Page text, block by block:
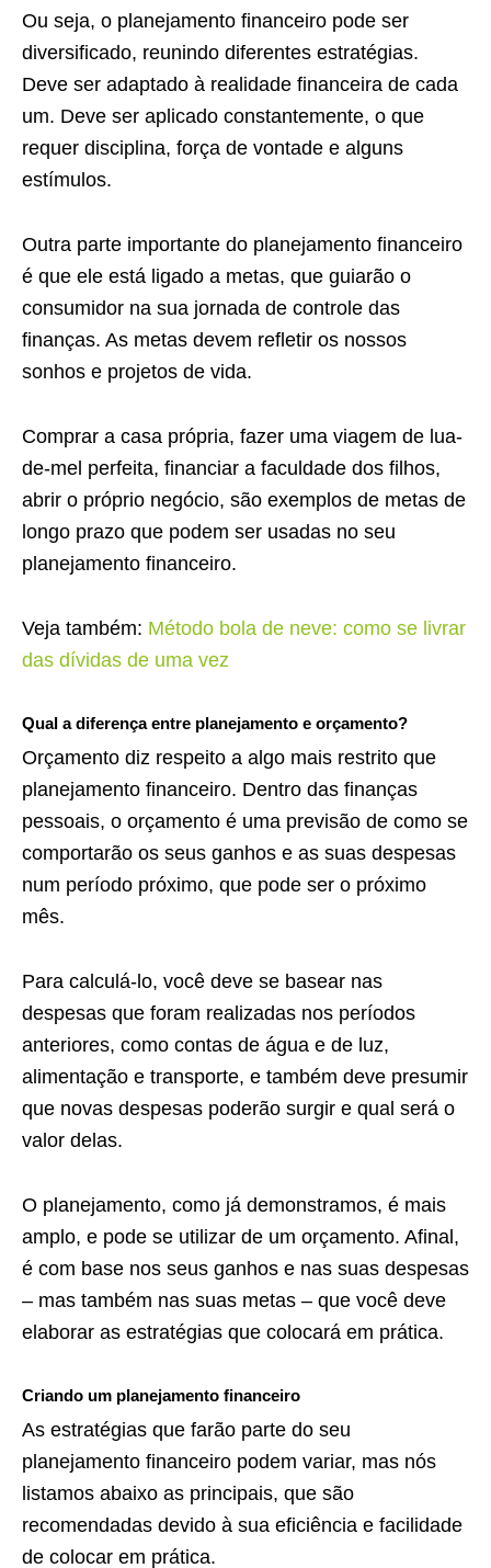
Ou seja, o planejamento financeiro pode ser
diversificado, reunindo diferentes estratégias.
Deve ser adaptado à realidade financeira de cada
um. Deve ser aplicado constantemente, o que
requer disciplina, força de vontade e alguns
estímulos.
Outra parte importante do planejamento financeiro
é que ele está ligado a metas, que guiarão o
consumidor na sua jornada de controle das
finanças. As metas devem refletir os nossos
sonhos e projetos de vida.
Comprar a casa própria, fazer uma viagem de lua-
de-mel perfeita, financiar a faculdade dos filhos,
abrir o próprio negócio, são exemplos de metas de
longo prazo que podem ser usadas no seu
planejamento financeiro.
Veja também: Método bola de neve: como se livrar
das dívidas de uma vez
Qual a diferença entre planejamento e orçamento?
Orçamento diz respeito a algo mais restrito que
planejamento financeiro. Dentro das finanças
pessoais, o orçamento é uma previsão de como se
comportarão os seus ganhos e as suas despesas
num período próximo, que pode ser o próximo
mês.
Para calculá-lo, você deve se basear nas
despesas que foram realizadas nos períodos
anteriores, como contas de água e de luz,
alimentação e transporte, e também deve presumir
que novas despesas poderão surgir e qual será o
valor delas.
O planejamento, como já demonstramos, é mais
amplo, e pode se utilizar de um orçamento. Afinal,
é com base nos seus ganhos e nas suas despesas
– mas também nas suas metas – que você deve
elaborar as estratégias que colocará em prática.
Criando um planejamento financeiro
As estratégias que farão parte do seu
planejamento financeiro podem variar, mas nós
listamos abaixo as principais, que são
recomendadas devido à sua eficiência e facilidade
de colocar em prática.